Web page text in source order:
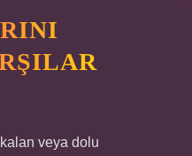
veya dolu